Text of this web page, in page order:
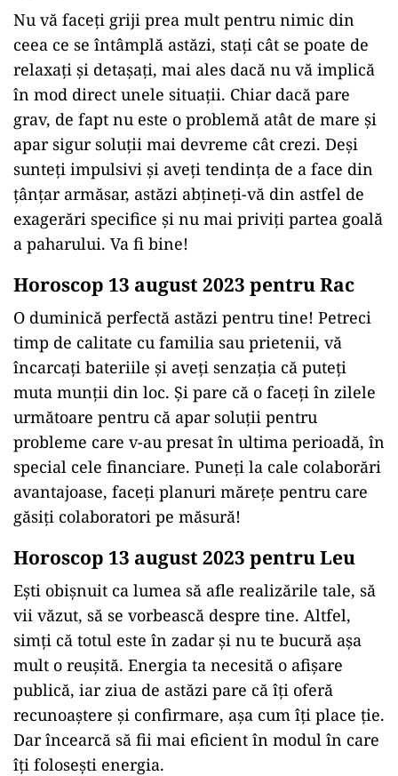
Nu vă faceți griji prea mult pentru nimic din
ceea ce se întâmplă astăzi, stați cât se poate de
relaxați și detașați, mai ales dacă nu vă implică
în mod direct unele situații. Chiar dacă pare
grav, de fapt nu este o problemă atât de mare și
apar sigur soluții mai devreme cât crezi. Deși
sunteți impulsivi și aveți tendința de a face din
țânțar armăsar, astăzi abțineți-vă din astfel de
exagerări specifice și nu mai priviți partea goală
a paharului. Va fi bine!
Horoscop 13 august 2023 pentru Rac
O duminică perfectă astăzi pentru tine! Petreci
timp de calitate cu familia sau prietenii, vă
încarcați bateriile și aveți senzația că puteți
muta munții din loc. Și pare că o faceți în zilele
următoare pentru că apar soluții pentru
probleme care v-au presat în ultima perioadă, în
special cele financiare. Puneți la cale colaborări
avantajoase, faceți planuri mărețe pentru care
găsiți colaboratori pe măsură!
Horoscop 13 august 2023 pentru Leu
Ești obișnuit ca lumea să afle realizările tale, să
vii văzut, să se vorbească despre tine. Altfel,
simți că totul este în zadar și nu te bucură așa
mult o reușită. Energia ta necesită o afișare
publică, iar ziua de astăzi pare că îți oferă
recunoaștere și confirmare, așa cum îți place ție.
Dar încearcă să fii mai eficient în modul în care
îți folosești energia.